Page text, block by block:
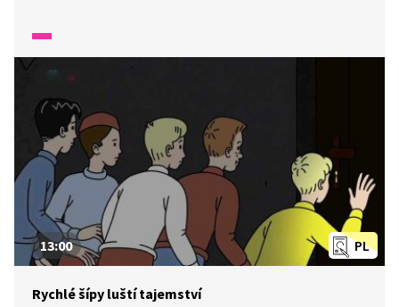
nad ctnostmi a hodnotami, ale i k významu první
PL
13:00
Rychlé šípy luští tajemství